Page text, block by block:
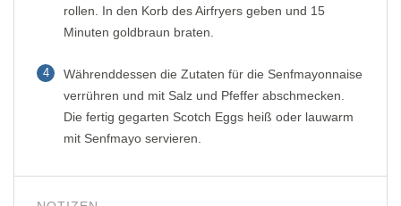
rollen. In den Korb des Airfryers geben und 15
Minuten goldbraun braten.
4
Währenddessen die Zutaten für die Senfmayonnaise
verrühren und mit Salz und Pfeffer abschmecken.
Die fertig gegarten Scotch Eggs heiß oder lauwarm
mit Senfmayo servieren.